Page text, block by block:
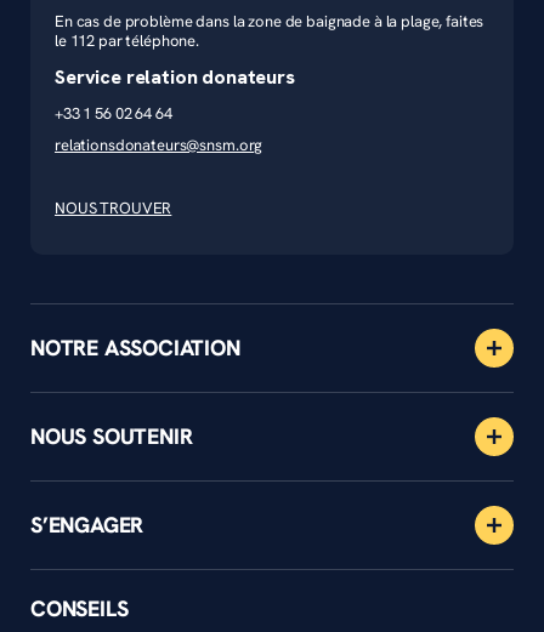
En cas de problème dans la zone de baignade à la plage, faites
le 112 par téléphone.
Service relation donateurs
+33 1 56 02 64 64
relationsdonateurs@snsm.org
NOUS TROUVER
NOTRE ASSOCIATION
NOUS SOUTENIR
S’ENGAGER
CONSEILS